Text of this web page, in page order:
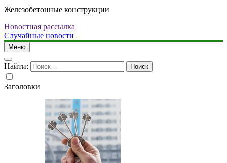
Железобетонные конструкции
Новостная рассылка
Случайные новости
Меню
Найти:
Заголовки